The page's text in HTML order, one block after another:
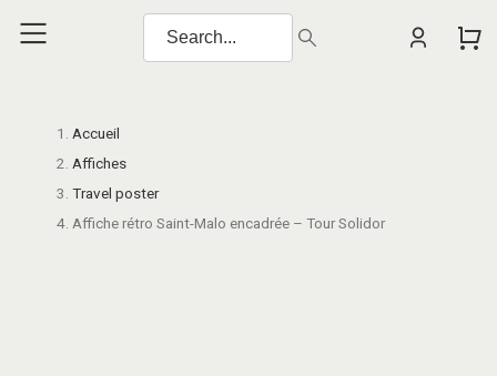
Accueil
Affiches
Travel poster
Affiche rétro Saint-Malo encadrée – Tour Solidor